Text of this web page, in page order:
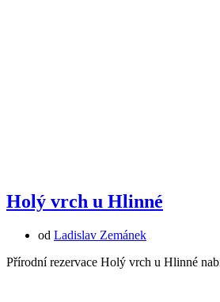
Holý vrch u Hlinné
od Ladislav Zemánek
Přírodní rezervace Holý vrch u Hlinné